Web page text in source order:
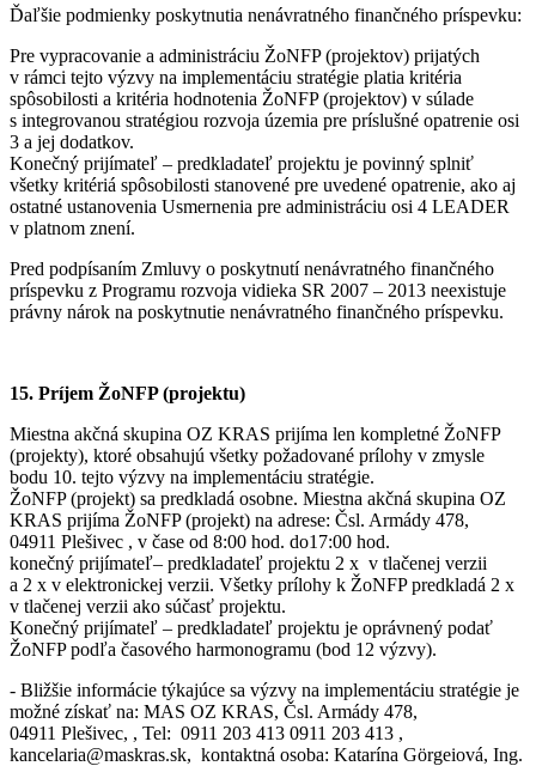
Ďaľšie podmienky poskytnutia nenávratného finančného príspevku:
Pre vypracovanie a administráciu ŽoNFP (projektov) prijatých
v rámci tejto výzvy na implementáciu stratégie platia kritéria
spôsobilosti a kritéria hodnotenia ŽoNFP (projektov) v súlade
s integrovanou stratégiou rozvoja územia pre príslušné opatrenie osi
3 a jej dodatkov.
Konečný prijímateľ – predkladateľ projektu je povinný splniť
všetky kritériá spôsobilosti stanovené pre uvedené opatrenie, ako aj
ostatné ustanovenia Usmernenia pre administráciu osi 4 LEADER
v platnom znení.
Pred podpísaním Zmluvy o poskytnutí nenávratného finančného
príspevku z Programu rozvoja vidieka SR 2007 – 2013 neexistuje
právny nárok na poskytnutie nenávratného finančného príspevku.
15. Príjem ŽoNFP (projektu)
Miestna akčná skupina OZ KRAS prijíma len kompletné ŽoNFP
(projekty), ktoré obsahujú všetky požadované prílohy v zmysle
bodu 10. tejto výzvy na implementáciu stratégie.
ŽoNFP (projekt) sa predkladá osobne. Miestna akčná skupina OZ
KRAS prijíma ŽoNFP (projekt) na adrese: Čsl. Armády 478,
04911 Plešivec , v čase od 8:00 hod. do17:00 hod.
konečný prijímateľ– predkladateľ projektu 2 x v tlačenej verzii
a 2 x v elektronickej verzii. Všetky prílohy k ŽoNFP predkladá 2 x
v tlačenej verzii ako súčasť projektu.
Konečný prijímateľ – predkladateľ projektu je oprávnený podať
ŽoNFP podľa časového harmonogramu (bod 12 výzvy).
- Bližšie informácie týkajúce sa výzvy na implementáciu stratégie je
možné získať na: MAS OZ KRAS, Čsl. Armády 478,
04911 Plešivec, , Tel: 0911 203 413 0911 203 413 ,
kancelaria@maskras.sk, kontaktná osoba: Katarína Görgeiová, Ing.